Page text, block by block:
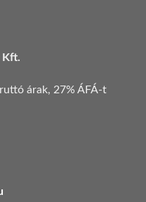
Kft.
árak, 27% ÁFÁ-t